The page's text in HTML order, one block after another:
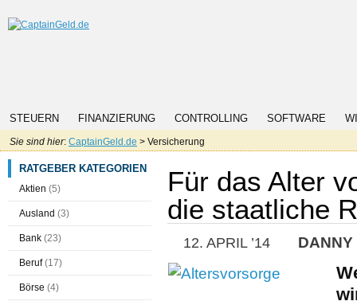
STEUERN FINANZIERUNG CONTROLLING SOFTWARE
Sie sind hier: CaptainGeld.de > Versicherung
RATGEBER KATEGORIEN
Aktien (5)
Ausland (3)
Bank (23)
Beruf(17)
Börse (4)
Für das Alter
die staatliche
12. APRIL ’14 DANNY